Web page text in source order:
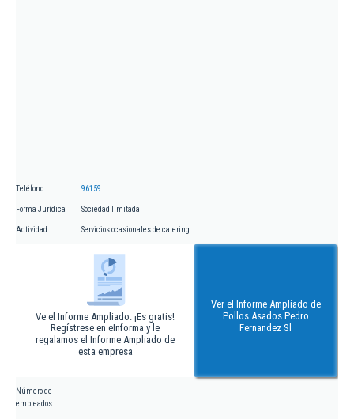
Teléfono 96159...
Forma Jurídica Sociedad limitada
Actividad Servicios ocasionales de catering
Ve el Informe Ampliado. ¡Es gratis!
Regístrese en eInforma y le
regalamos el Informe Ampliado de
esta empresa
Ver el Informe Ampliado de
Pollos Asados Pedro
Fernandez Sl
Número de
empleados